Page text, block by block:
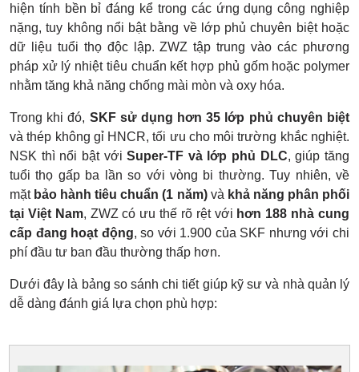
hiện tính bền bỉ đáng kể trong các ứng dụng công nghiệp
nặng, tuy không nổi bật bằng về lớp phủ chuyên biệt hoặc
dữ liệu tuổi thọ độc lập. ZWZ tập trung vào các phương
pháp xử lý nhiệt tiêu chuẩn kết hợp phủ gốm hoặc polymer
nhằm tăng khả năng chống mài mòn và oxy hóa.
Trong khi đó, SKF sử dụng hơn 35 lớp phủ chuyên biệt
và thép không gỉ HNCR, tối ưu cho môi trường khắc nghiệt.
NSK thì nổi bật vớiSuper-TF và lớp phủ DLC, giúp tăng
tuổi thọ gấp ba lần so với vòng bi thường. Tuy nhiên, về
mặt bảo hành tiêu chuẩn (1 năm)và khả năng phân phối
tại Việt Nam, ZWZ có ưu thế rõ rệt với hơn 188 nhà cung
cấp đang hoạt động, so với 1.900 của SKF nhưng với chi
phí đầu tư ban đầu thường thấp hơn.
Dưới đây là bảng so sánh chi tiết giúp kỹ sư và nhà quản lý
dễ dàng đánh giá lựa chọn phù hợp: